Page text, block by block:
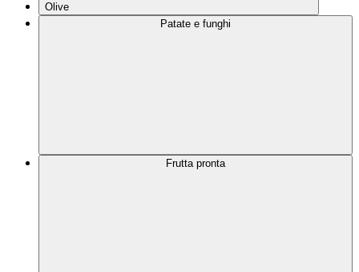
Olive
Patate e funghi
Frutta pronta